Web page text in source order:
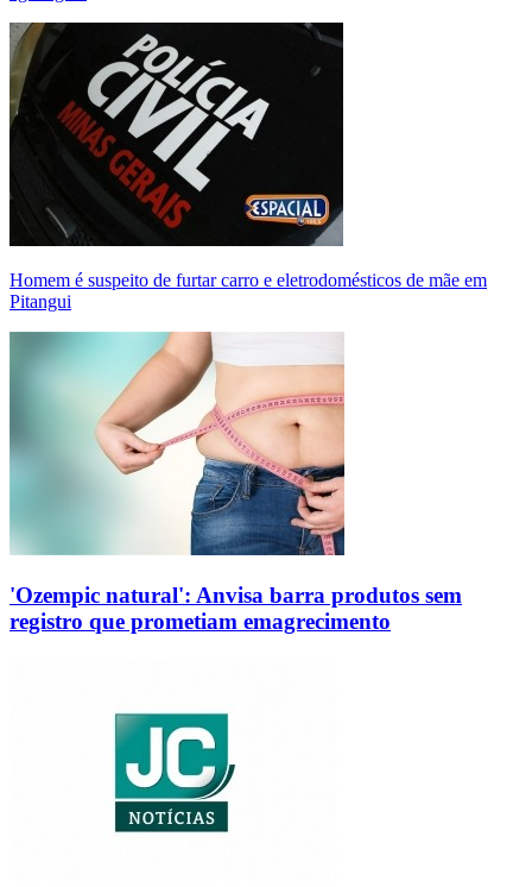
Homem é suspeito de furtar carro e eletrodomésticos de mãe em
Pitangui
'Ozempic natural': Anvisa barra produtos sem
registro que prometiam emagrecimento